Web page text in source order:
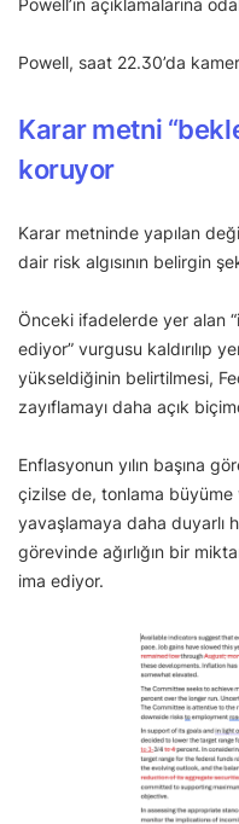
Powell’ın açıklamalarına
Powell, saat 22.30’da
Karar metni
koruyor
Karar metninde yapılan
dair risk algısının belirgin
Önceki ifadelerde yer alan
ediyor” vurgusu kaldırılıp
yükseldiğinin belirtilmesi,
zayıflamayı daha açık
Enflasyonun yılın başına
çizilse de, tonlama büyüme
yavaşlamaya daha duyarlı
görevinde ağırlığın bir
ima ediyor.